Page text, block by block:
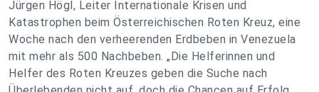
Jürgen Högl, Leiter Internationale Krisen und
Katastrophen beim Österreichischen Roten Kreuz, eine
Woche nach den verheerenden Erdbeben in Venezuela
mit mehr als 500 Nachbeben. „Die Helferinnen und
Helfer des Roten Kreuzes geben die Suche nach